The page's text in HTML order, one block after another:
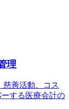
理
慈善活動、コス
する医療会計の